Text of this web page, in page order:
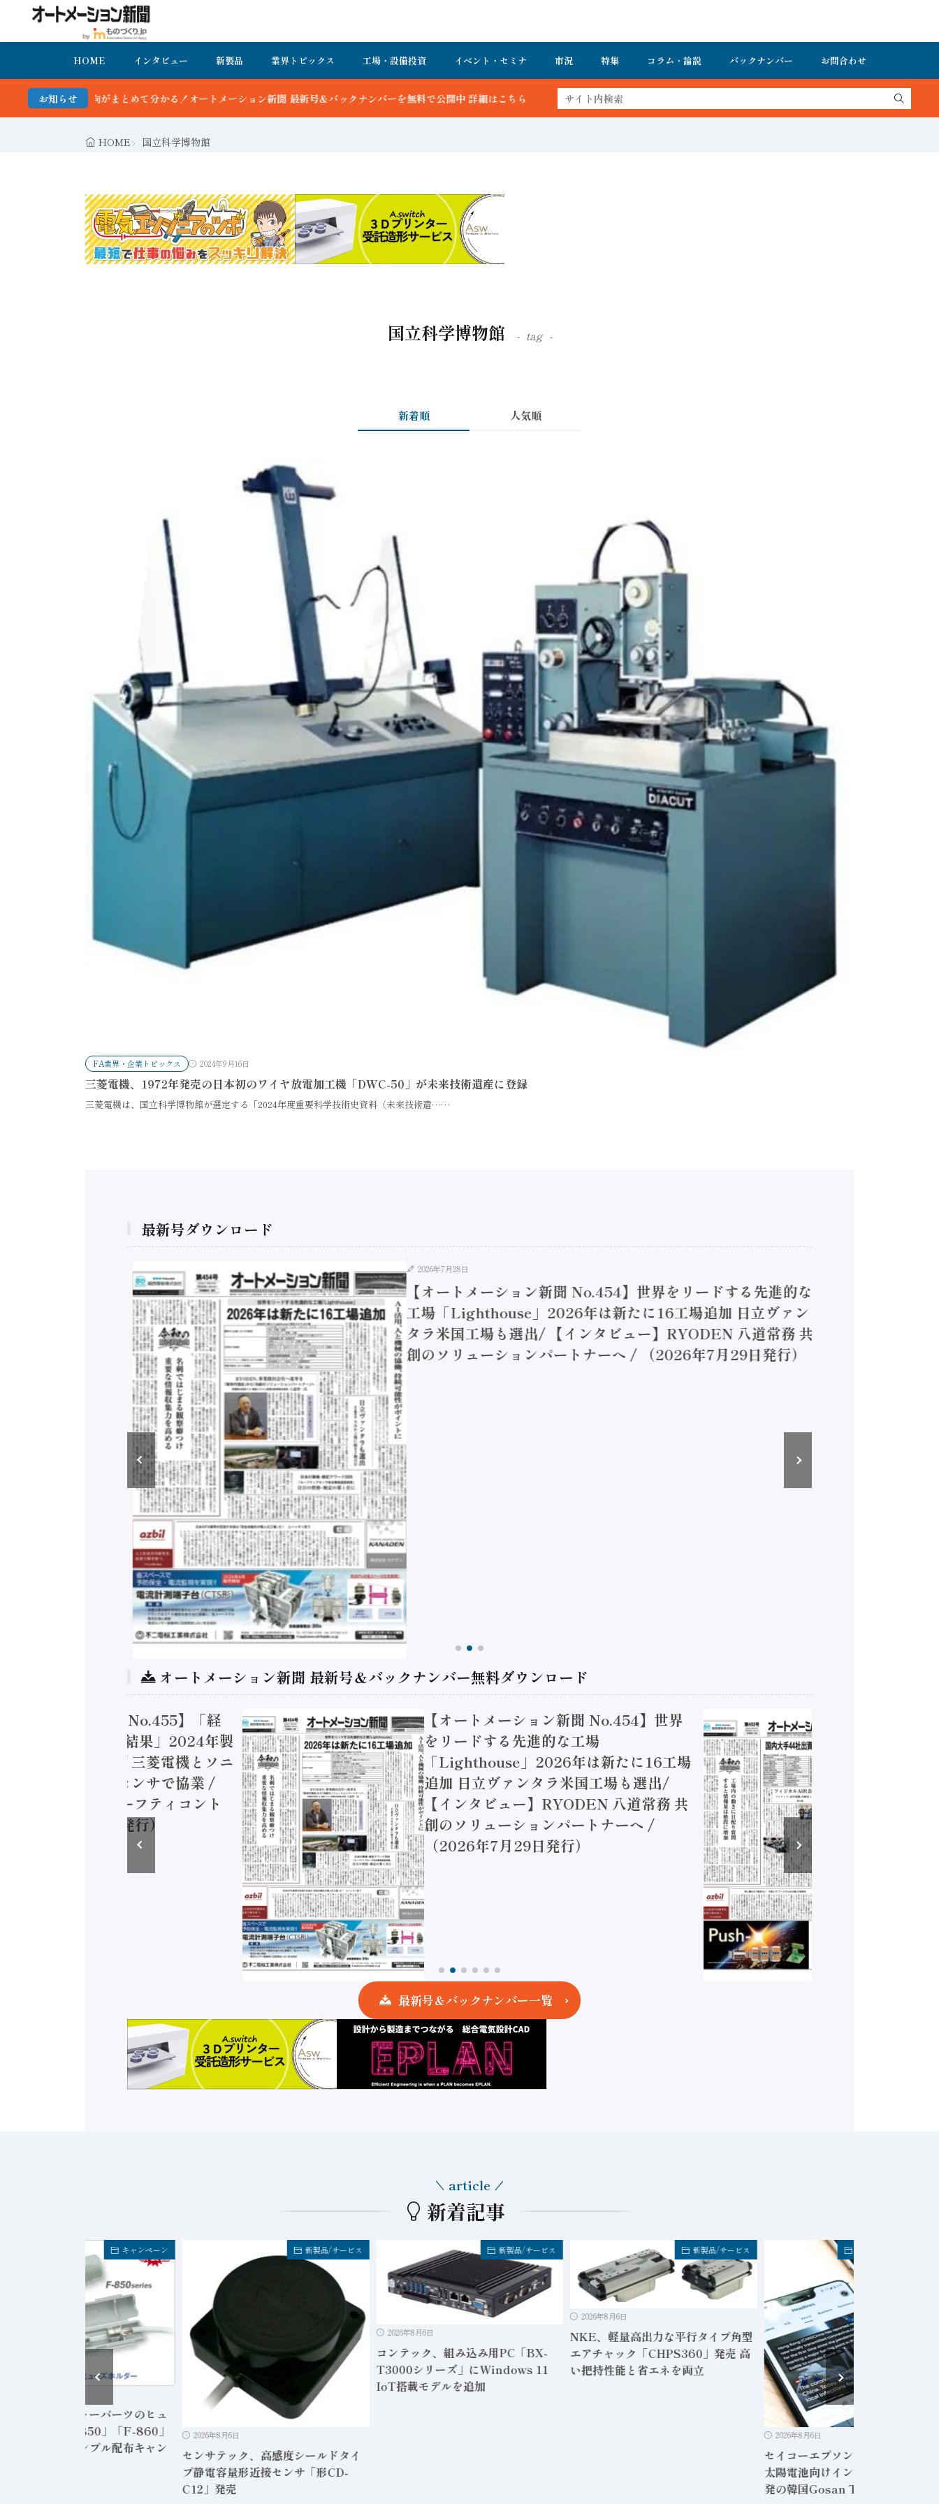
HOME インタビュー 新製品 業界トピックス 工場・設備投資 イベント・セミナ 市況 特集 コラム・論説 バックナンバー お問合わせ
お知らせ
めて分かる！オートメーション新聞 最新号＆バックナンバーを無料で公開中 詳細はこちら
HOME 国立科学博物館
国立科学博物館 tag
新着順 人気順
FA業界・企業トピックス 2024年9月16日
三菱電機、1972年発売の日本初のワイヤ放電加工機「DWC-50」が未来技術遺産に登録
三菱電機は、国立科学博物館が選定する「2024年度重要科学技術史資料（未来技術遺……
最新号ダウンロード
2026年7月28日
【オートメーション新聞 No.454】世界をリードする先進的な
工場「Lighthouse」2026年は新たに16工場追加 日立ヴァン
タラ米国工場も選出/ 【インタビュー】RYODEN 八道常務 共
創のソリューションパートナーへ / （2026年7月29日発行）
オートメーション新聞 最新号＆バックナンバー無料ダウンロード
トメーション新聞 No.455】「経
実態調査二次集計結果」2024年製
加価値額86兆円 / 三菱電機とソニ
コン AIビジョンセンサで協業 /
安全に動かすセーフティコント
（2026年8月5日発行）
【オートメーション新聞 No.454】世界
をリードする先進的な工場
「Lighthouse」2026年は新たに16工場
追加 日立ヴァンタラ米国工場も選出/
【インタビュー】RYODEN 八道常務 共
創のソリューションパートナーへ /
（2026年7月29日発行）
最新号＆バックナンバー一覧
新着記事
article
キャンペーン
無線電機、サトーパーツのヒュ
ホルダー「F-850」「F-860」
ーズの無料サンプル配布キャン
新製品/サービス
2026年8月6日
センサテック、高感度シールドタイ
プ静電容量形近接センサ「形CD-
C12」発売
新製品/サービス
2026年8月6日
コンテック、組み込み用PC「BX-
T3000シリーズ」にWindows 11
IoT搭載モデルを追加
新製品/サービス
2026年8月6日
NKE、軽量高出力な平行タイプ角型
エアチャック「CHPS360」発売 高
い把持性能と省エネを両立
2026年8月6日
セイコーエプソン、ペロブスカイ
太陽電池向けインクジェット装置
発の韓国Gosan Techへ追加出資